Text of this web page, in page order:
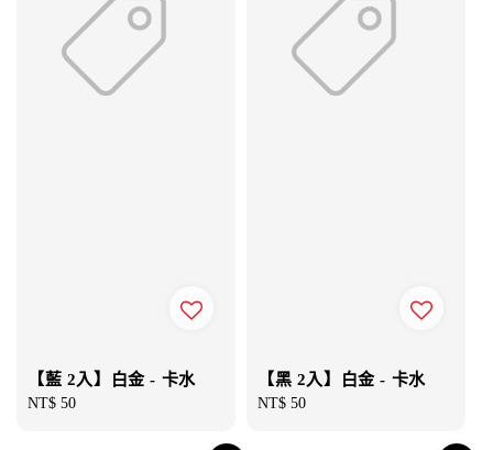
【藍 2入】白金 - 卡水
Regular
NT$ 50
【黑 2入】白金 - 卡水
Regular
NT$ 50